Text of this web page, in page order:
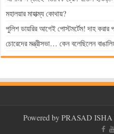
মহালয়ার মাহাত্ম্য কোথায়?
পুলিশ ডায়রির আগেই পোস্টমর্টেম! দাহ
চোরেদের মন্ত্রীসভা… কেন বলেছিলেন
Powered by PRASAD